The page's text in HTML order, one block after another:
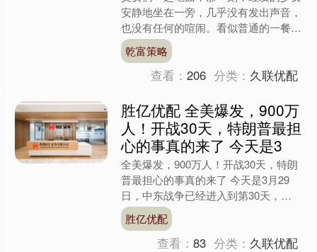
安静地坐在一旁，几乎没有发出声音，
也没有任何的喧闹。看似普通的一餐，
却藏着十年来无声的爱和沉默的陪伴。
4月4日，清明节的那一....
乾富策略
查看：206 分类： 久联优配
胜亿优配 全美爆发，900万
人！开战30天，特朗普最担
心的事真的来了 今天是3
全美爆发，900万人！开战30天，特朗
普最担心的事真的来了 今天是3月29
日，中东战争已经进入到第30天，特
朗普遇上大麻烦了，摊上大事了，这个
大事儿不是在中东战....
胜亿优配
查看：83 分类： 久联优配